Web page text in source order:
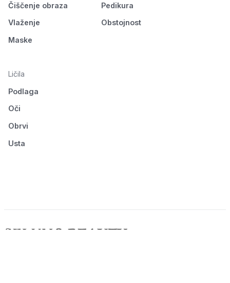
Čiščenje obraza
Vlaženje
Maske
Pedikura
Obstojnost
Ličila
Podlaga
Oči
Obrvi
Usta